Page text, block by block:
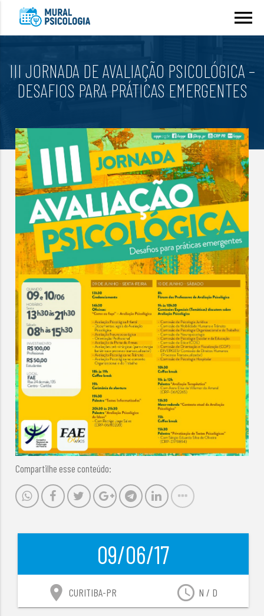
menu
III JORNADA DE AVALIAÇÃO PSICOLÓGICA –
DESAFIOS PARA PRÁTICAS EMERGENTES
Compartilhe esse conteúdo:
09/06/17
access_time N / D
location_on CURITIBA-PR